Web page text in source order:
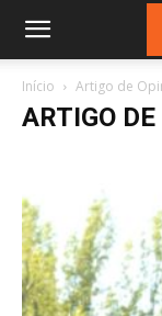
Início Artigo de
ARTIGO